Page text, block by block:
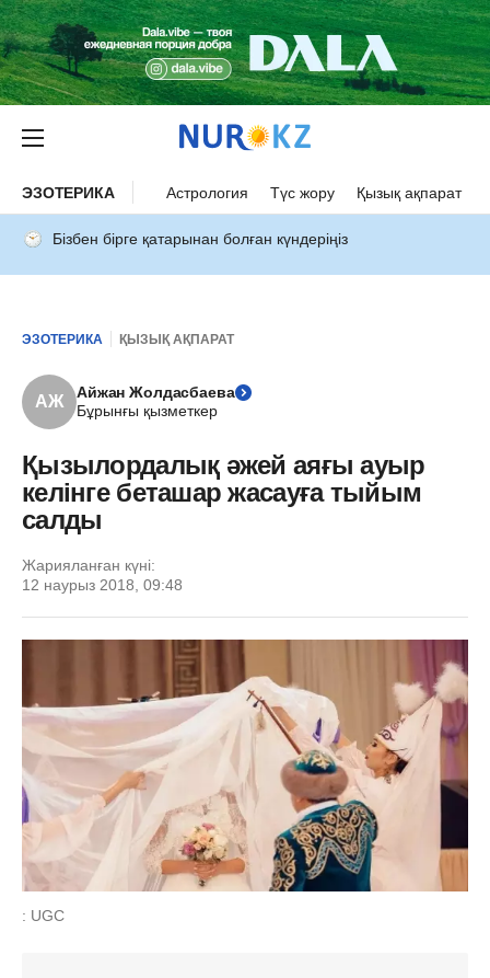
ЭЗОТЕРИКА Астрология Түс жору Қызық ақпарат
Бізбен бірге қатарынан болған күндеріңіз
ЭЗОТЕРИКА ҚЫЗЫҚ АҚПАРАТ
АЖ
Айжан Жолдасбаева
Бұрынғы қызметкер
Қызылордалық әжей аяғы ауыр
келінге беташар жасауға тыйым
салды
Жарияланған күні:
12 наурыз 2018, 09:48
: UGC